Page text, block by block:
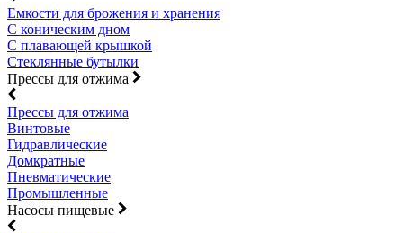
Емкости для брожения и хранения
С коническим дном
С плавающей крышкой
Стеклянные бутылки
Прессы для отжима
Прессы для отжима
Винтовые
Гидравлические
Домкратные
Пневматические
Промышленные
Насосы пищевые